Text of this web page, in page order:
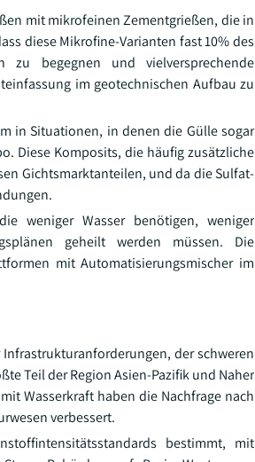
mit mikrofeinen Zementgrießen, die in
diese Mikrofine-Varianten fast 10% des
zu begegnen und vielversprechende
im geotechnischen Aufbau zu
in Situationen, in denen die Gülle sogar
Diese Komposits, die häufig zusätzliche
Gichtsmarktanteilen, und da die Sulfat-
weniger Wasser benötigen, weniger
geheilt werden müssen. Die
mit Automatisierungsmischer im
der schweren
Teil der Region Asien-Pazifik und Naher
Wasserkraft haben die Nachfrage nach
verbessert.
bestimmt, mit